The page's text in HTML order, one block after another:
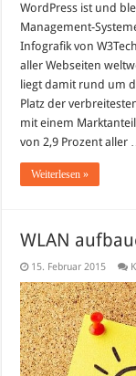
WordPress ist und
Management-
Infografik von
aller Webseiten
liegt damit rund um
Platz der
mit einem
von 2,9 Prozent aller
Weiterlesen »
WLAN
15. Februar 2015